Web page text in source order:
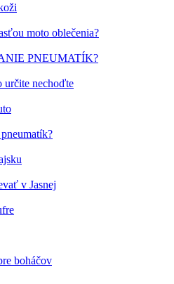
moto oblečenia?
PNEUMATÍK?
určite nechoďte
v Jasnej
boháčov